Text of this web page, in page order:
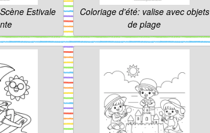
Estivale
Coloriage d'été: valise avec objets
de plage